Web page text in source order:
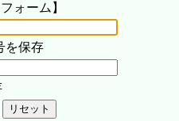
ォーム】
を保存